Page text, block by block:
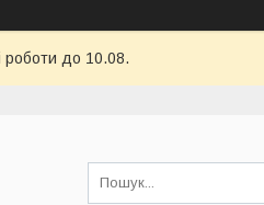
роботи до 10.08.